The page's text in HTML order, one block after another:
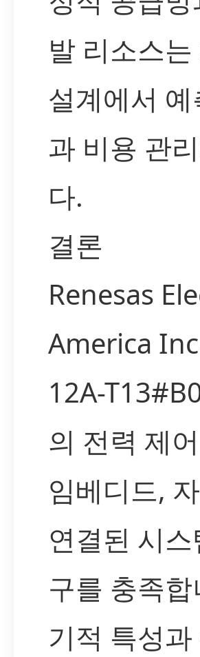
발 리소스
설계에서
과 비용 관
다.
결론
Renesas
America
12A-
의 전력 제
임베디드,
연결된 시
구를 충족
기적 특성